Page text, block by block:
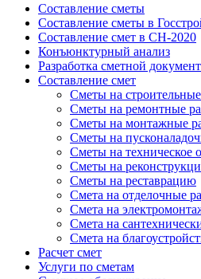
Составление сметы
Составление сметы в
Составление смет в СН-2020
Конъюнктурный анализ
Разработка сметной
Составление смет
Сметы на
Сметы на ремонтные
Сметы на монтажные
Сметы на
Сметы на техническое
Сметы на
Сметы на реставрацию
Cмета на отделочные
Cмета на
Cмета на
Смета на
Расчет смет
Услуги по сметам